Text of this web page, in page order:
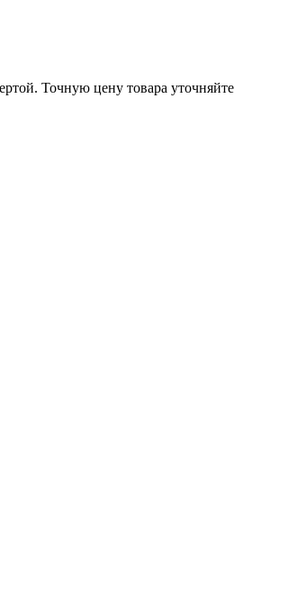
Точную цену товара уточняйте